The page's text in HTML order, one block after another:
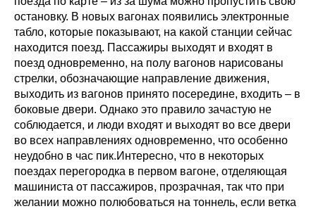
остановку. В новых вагонах появились электронные
табло, которые показывают, на какой станции сейчас
находится поезд. Пассажиры выходят и входят в
поезд одновременно, на полу вагонов нарисованы
стрелки, обозначающие направление движения,
выходить из вагонов принято посередине, входить – в
боковые двери. Однако это правило зачастую не
соблюдается, и люди входят и выходят во все двери
во всех направлениях одновременно, что особенно
неудобно в час пик.Интересно, что в некоторых
поездах перегородка в первом вагоне, отделяющая
машиниста от пассажиров, прозрачная, так что при
желании можно полюбоваться на тоннель, если ветка